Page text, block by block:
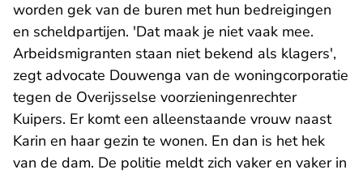
worden gek van de buren met hun bedreigingen
en scheldpartijen. 'Dat maak je niet vaak mee.
Arbeidsmigranten staan niet bekend als klagers',
zegt advocate Douwenga van de woningcorporatie
tegen de Overijsselse voorzieningenrechter
Kuipers. Er komt een alleenstaande vrouw naast
Karin en haar gezin te wonen. En dan is het hek
van de dam. De politie meldt zich vaker en vaker in